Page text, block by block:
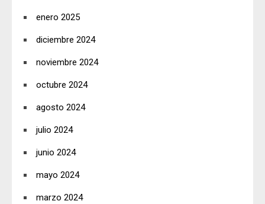
enero 2025
diciembre 2024
noviembre 2024
octubre 2024
agosto 2024
julio 2024
junio 2024
mayo 2024
marzo 2024